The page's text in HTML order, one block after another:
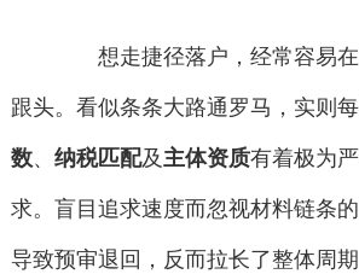
想走捷径落户，经常容易在
跟头。看似条条大路通罗马，实则
数、 纳税匹配及主体资质有着极为
求。盲目追求速度而忽视材料链条
导致预审退回，反而拉长了整体周期